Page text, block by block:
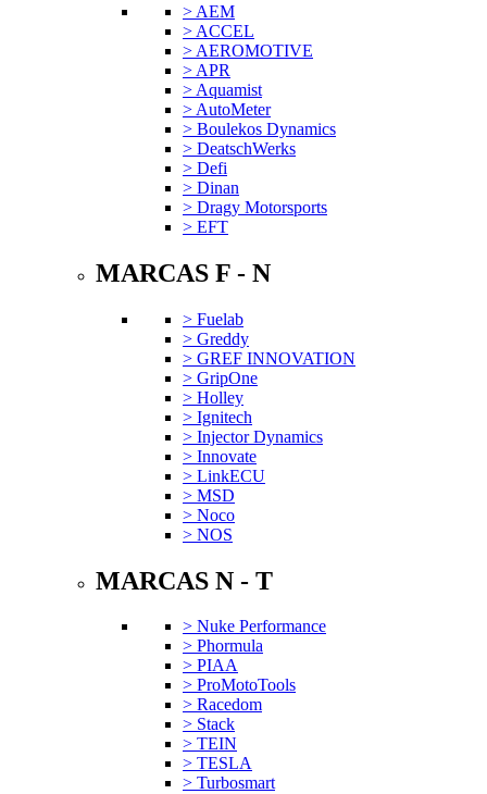
> AEM
> ACCEL
> AEROMOTIVE
> APR
> Aquamist
> AutoMeter
> Boulekos Dynamics
> DeatschWerks
> Defi
> Dinan
> Dragy Motorsports
> EFT
MARCAS F - N
> Fuelab
> Greddy
> GREF INNOVATION
> GripOne
> Holley
> Ignitech
> Injector Dynamics
> Innovate
> LinkECU
> MSD
> Noco
> NOS
MARCAS N - T
> Nuke Performance
> Phormula
> PIAA
> ProMotoTools
> Racedom
> Stack
> TEIN
> TESLA
> Turbosmart